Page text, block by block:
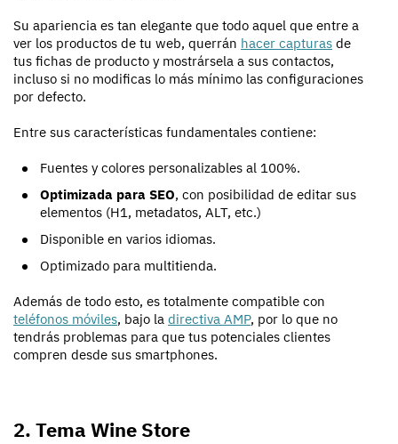
Su apariencia es tan elegante que todo aquel que entre a
ver los productos de tu web, querrán hacer capturas de
tus fichas de producto y mostrársela a sus contactos,
incluso si no modificas lo más mínimo las configuraciones
por defecto.
Entre sus características fundamentales contiene:
Fuentes y colores personalizables al 100%.
Optimizada para SEO, con posibilidad de editar sus
elementos (H1, metadatos, ALT, etc.)
Disponible en varios idiomas.
Optimizado para multitienda.
Además de todo esto, es totalmente compatible con
teléfonos móviles, bajo la directiva AMP, por lo que no
tendrás problemas para que tus potenciales clientes
compren desde sus smartphones.
2. Tema Wine Store